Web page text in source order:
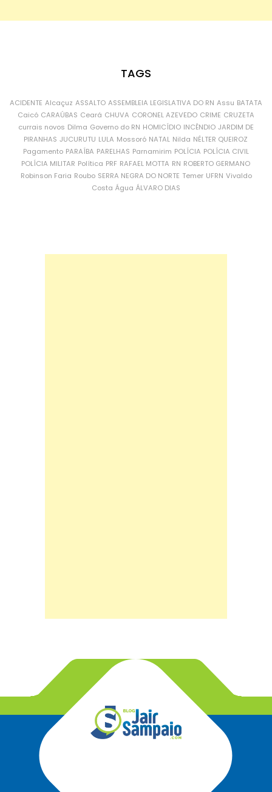
TAGS
ACIDENTE Alcaçuz ASSALTO ASSEMBLEIA LEGISLATIVA DO RN Assu BATATA
Caicó CARAÚBAS Ceará CHUVA CORONEL AZEVEDO CRIME CRUZETA
currais novos Dilma Governo do RN HOMICÍDIO INCÊNDIO JARDIM DE
PIRANHAS JUCURUTU LULA Mossoró NATAL Nilda NÉLTER QUEIROZ
Pagamento PARAÍBA PARELHAS Parnamirim POLÍCIA POLÍCIA CIVIL
POLÍCIA MILITAR Política PRF RAFAEL MOTTA RN ROBERTO GERMANO
Robinson Faria Roubo SERRA NEGRA DO NORTE Temer UFRN Vivaldo
Costa Água ÁLVARO DIAS